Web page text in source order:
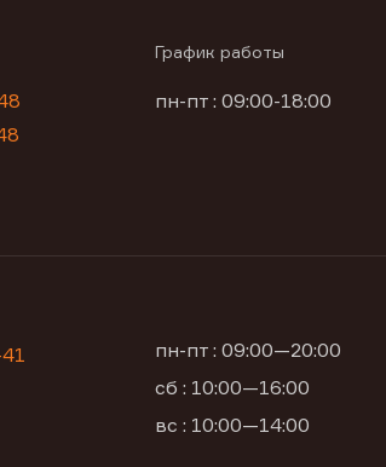
График работы
пн-пт : 09:00-18:00
пн-пт : 09:00—20:00
сб : 10:00—16:00
вс : 10:00—14:00